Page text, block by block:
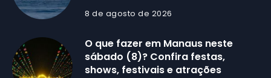
8 de agosto de 2026
O que fazer em Manaus neste
sábado (8)? Confira festas,
shows, festivais e atrações